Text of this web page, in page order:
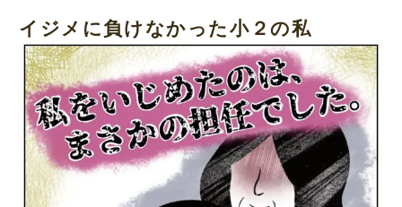
イジメに負けなかった小２の私